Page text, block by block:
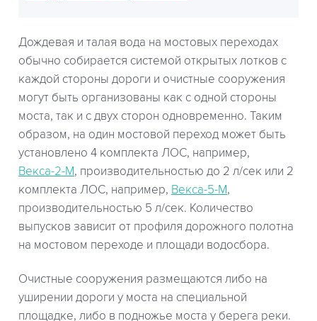
Дождевая и талая вода на мостовых переходах
обычно собирается системой открытых лотков с
каждой стороны дороги и очистные сооружения
могут быть организованы как с одной стороны
моста, так и с двух сторон одновременно. Таким
образом, на один мостовой переход может быть
установлено 4 комплекта ЛОС, например,
Векса-2-М, производительностью до 2 л/сек или 2
комплекта ЛОС, например, Векса-5-М,
производительностью 5 л/сек. Количество
выпусков зависит от профиля дорожного полотна
на мостовом переходе и площади водосбора.
Очистные сооружения размещаются либо на
уширении дороги у моста на специальной
площадке, либо в подножье моста у берега реки.